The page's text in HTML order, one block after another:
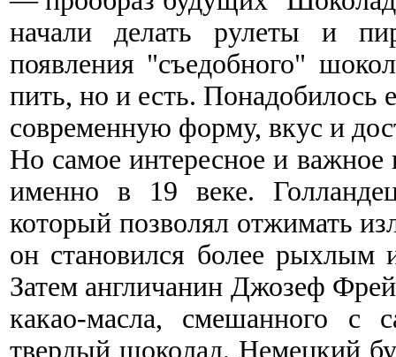
начали делать рулеты и
появления "съедобного"
пить, но и есть. Понадобилось
современную форму, вкус и
Но самое интересное и
именно в 19 веке.
который позволял отжимать
он становился более рыхлым
Затем англичанин Джозеф
какао-масла, смешанного с
твердый шоколад. Немецкий